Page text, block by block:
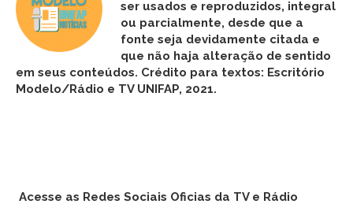
ser usados e reproduzidos, integral
ou parcialmente, desde que a
fonte seja devidamente citada e
que não haja alteração de sentido
em seus conteúdos. Crédito para textos: Escritório
Modelo/Rádio e TV UNIFAP, 2021.
Acesse as Redes Sociais Oficias da TV e Rádio